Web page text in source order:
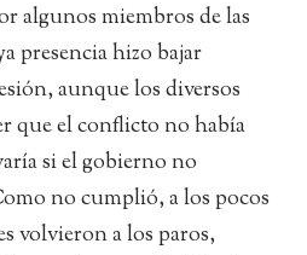
algunos miembros de las
presencia hizo bajar
aunque los diversos
que el conflicto no había
si el gobierno no
no cumplió, a los pocos
volvieron a los paros,